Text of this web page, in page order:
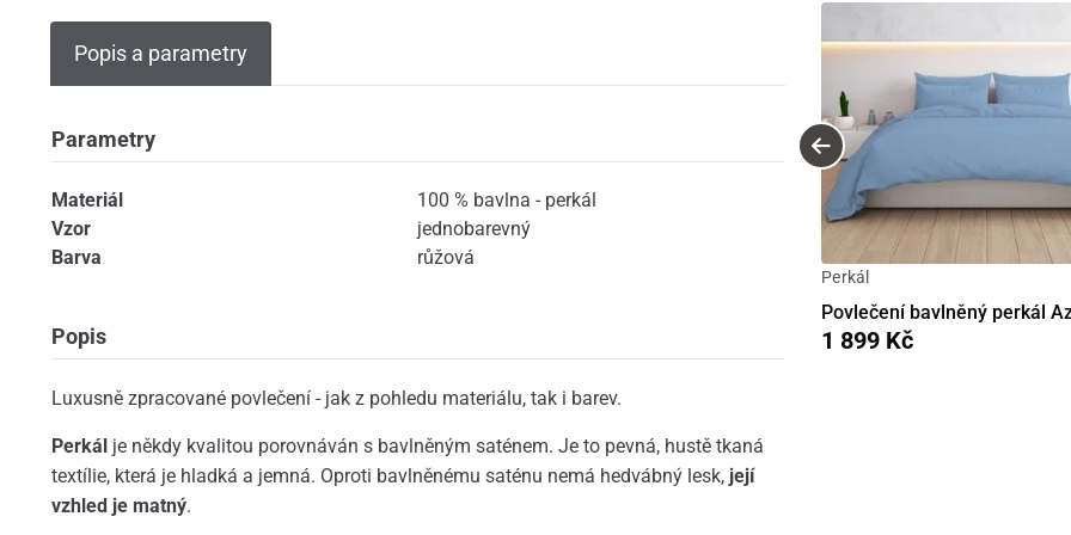
Popis a parametry
Parametry
Materiál
100 % bavlna - perkál
Vzor
jednobarevný
Barva
růžová
Popis
Luxusně zpracované povlečení - jak z pohledu materiálu, tak i barev.
Perkálje někdy kvalitou porovnáván s bavlněným saténem. Je to pevná, hustě tkaná
textílie, která je hladká a jemná. Oproti bavlněnému saténu nemá hedvábný lesk, její
vzhled je matný.
Perkál
Povlečení bavlněný perkál
1 899 Kč